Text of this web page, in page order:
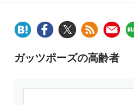
ガッツポーズの高齢者